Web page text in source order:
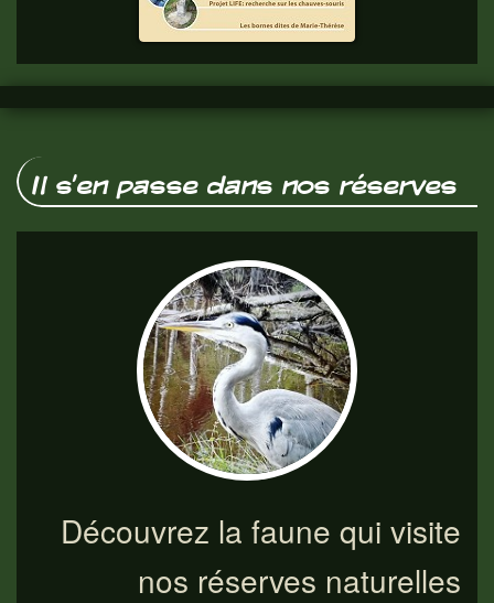
vous.
Il s'en passe dans nos réserves
Découvrez la faune qui visite
nos réserves naturelles